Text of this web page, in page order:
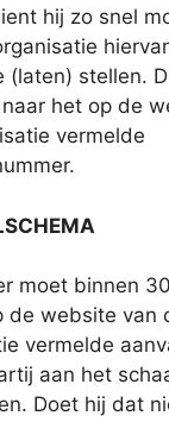
hij zo snel
(laten) stellen.
het op de
vermelde
moet binnen
de website van
vermelde
aan het
Doet hij dat